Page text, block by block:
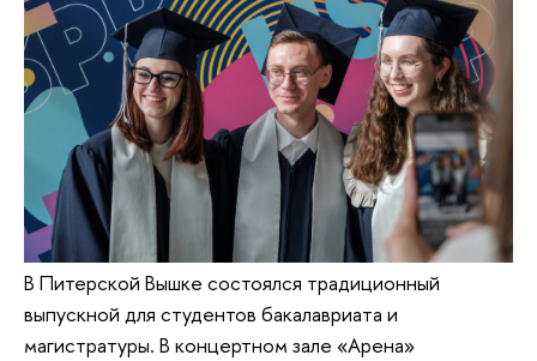
В Питерской Вышке состоялся традиционный
выпускной для студентов бакалавриата и
магистратуры. В концертном зале «Арена»